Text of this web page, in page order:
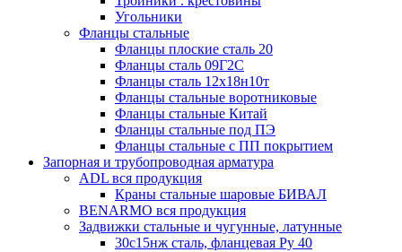
Угольники
Фланцы стальные
Фланцы плоские сталь 20
Фланцы сталь 09Г2С
Фланцы сталь 12х18н10т
Фланцы стальные воротниковые
Фланцы стальные Китай
Фланцы стальные под ПЭ
Фланцы стальные с ПП покрытием
Запорная и трубопроводная арматура
ADL вся продукция
Краны стальные шаровые БИВАЛ
BENARMO вся продукция
Задвижки стальные и чугунные, латунные
30с15нж сталь, фланцевая Ру 40